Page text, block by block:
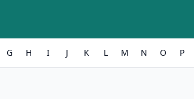
G H I J K L M N O P